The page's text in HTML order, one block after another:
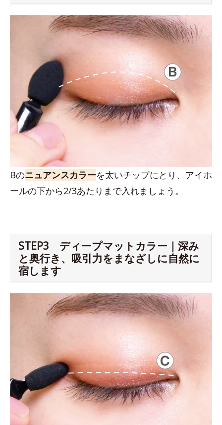
Bのニュアンスカラーを太いチップにとり、アイホ
ールの下から2/3あたりまで入れましょう。
STEP3 ディープマットカラー｜深み
と奥行き、吸引力をまなざしに自然に
宿します